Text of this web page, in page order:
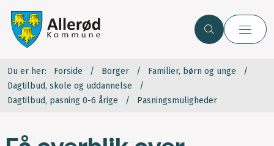
Du er her: Forside Borger
Familier, børn og unge
Dagtilbud, skole og uddannelse
Dagtilbud, pasning 0-6 årige
Pasningsmuligheder